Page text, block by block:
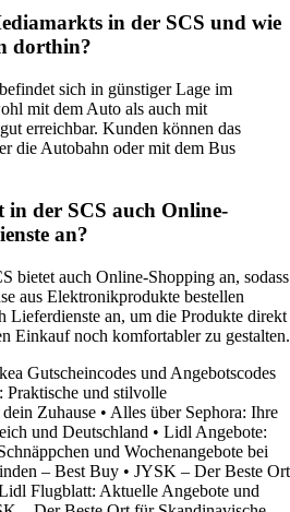
in der SCS und wie
dorthin?
sich in günstiger Lage im
mit dem Auto als auch mit
erreichbar. Kunden können das
die Autobahn oder mit dem Bus
der SCS auch Online-
an?
bietet auch Online-Shopping an, sodass
aus Elektronikprodukte bestellen
Lieferdienste an, um die Produkte direkt
Einkauf noch komfortabler zu gestalten.
Gutscheincodes und Angebotscodes
und stilvolle
Zuhause • Alles über Sephora: Ihre
und Deutschland • Lidl Angebote:
und Wochenangebote bei
– Best Buy • JYSK – Der Beste Ort
Flugblatt: Aktuelle Angebote und